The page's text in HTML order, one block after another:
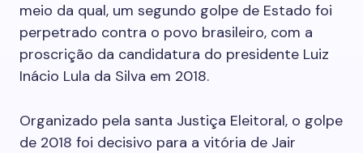
meio da qual, um segundo golpe de Estado foi
perpetrado contra o povo brasileiro, com a
proscrição da candidatura do presidente Luiz
Inácio Lula da Silva em 2018.
Organizado pela santa Justiça Eleitoral, o golpe
de 2018 foi decisivo para a vitória de Jair